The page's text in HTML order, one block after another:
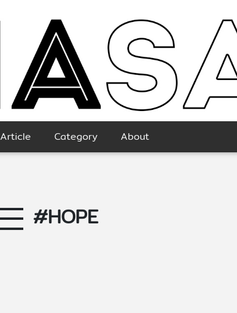
Article Category About
#HOPE